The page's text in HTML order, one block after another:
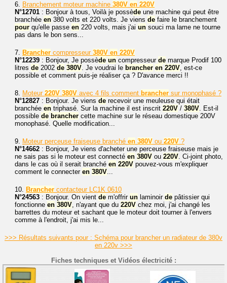
6. Branchement moteur machine 380V en 220V
N°12701 : Bonjour à tous, Voilà je possède une machine qui peut être
branchée en 380 volts et 220 volts. Je viens de faire le branchement
pour qu'elle passe en 220 volts, mais j'ai un souci ma lame ne tourne
pas dans le bon sens...
7. Brancher compresseur 380V en 220V
N°12239 : Bonjour, Je possède un compresseur de marque Prodif 100
litres de 2002 de 380V. Je voudrai le brancher en 220V, est-ce
possible et comment puis-je réaliser ça ? D'avance merci !!
8. Moteur 220V 380V avec 4 fils comment brancher sur monophasé ?
N°12827 : Bonjour. Je viens de recevoir une meuleuse qui était
branchée en triphasé. Sur la machine il est inscrit 220V / 380V. Est-il
possible de brancher cette machine sur le réseau domestique 200V
monophasé. Quelle modification...
9. Moteur perceuse fraiseuse branché en 380V ou 220V ?
N°14662 : Bonjour, Je viens d'acheter une perceuse fraiseuse mais je
ne sais pas si le moteur est connecté en 380V ou 220V. Ci-joint photo,
dans le cas où il serait branché en 220V pouvez-vous m'expliquer
comment le connecter en 380V...
10. Brancher contacteur LC1K 0610
N°24563 : Bonjour. On vient de m'offrir un laminoir de pâtissier qui
fonctionne en 380V, n'ayant que du 220V chez moi, j'ai changé les
barrettes du moteur et sachant que le moteur doit tourner à l'envers
comme à l'endroit, j'ai mis le...
>>> Résultats suivants pour : Schéma pour brancher un radiateur de 380v
en 220v >>>
Fiches techniques et Vidéos électricité :